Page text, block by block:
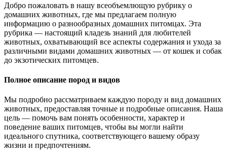
Добро пожаловать в нашу всеобъемлющую рубрику о
домашних животных, где мы предлагаем полную
информацию о разнообразных домашних питомцах. Эта
рубрика — настоящий кладезь знаний для любителей
животных, охватывающий все аспекты содержания и ухода за
различными видами домашних животных — от кошек и собак
до экзотических питомцев.
Полное описание пород и видов
Мы подробно рассматриваем каждую породу и вид домашних
животных, предоставляя точные и подробные описания. Наша
цель — помочь вам понять особенности, характер и
поведение ваших питомцев, чтобы вы могли найти
идеального спутника, соответствующего вашему образу
жизни и предпочтениям.